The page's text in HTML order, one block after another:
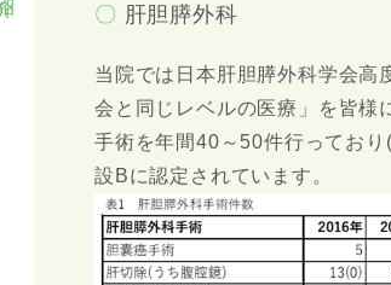
〇 肝胆膵外科
当院では日本肝胆膵外科学会高
会と同じレベルの医療」を皆様
手術を年間40～50件行ってお
設Bに認定されています。